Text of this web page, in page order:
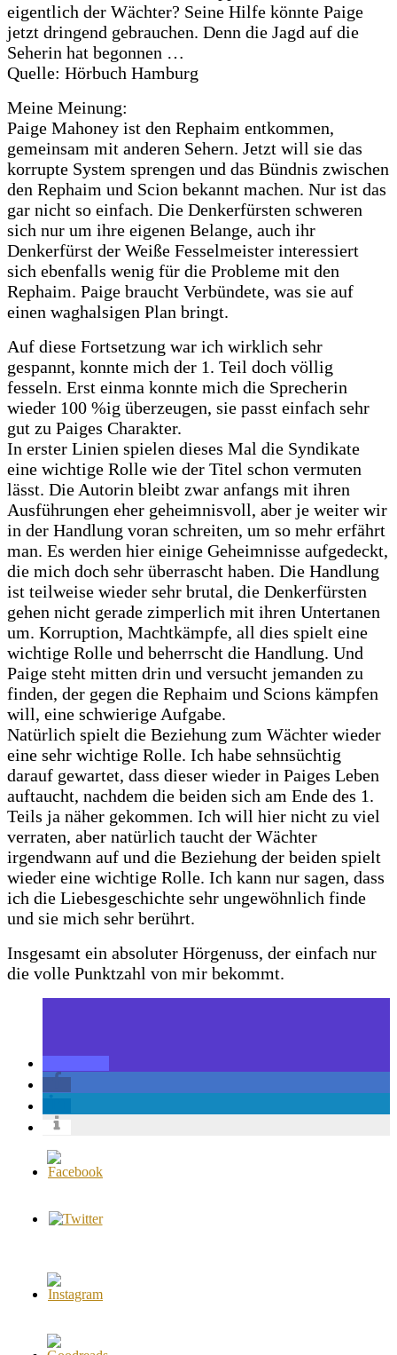
eigentlich der Wächter? Seine Hilfe könnte Paige
jetzt dringend gebrauchen. Denn die Jagd auf die
Seherin hat begonnen …
Quelle: Hörbuch Hamburg
Meine Meinung:
Paige Mahoney ist den Rephaim entkommen,
gemeinsam mit anderen Sehern. Jetzt will sie das
korrupte System sprengen und das Bündnis zwischen
den Rephaim und Scion bekannt machen. Nur ist das
gar nicht so einfach. Die Denkerfürsten schweren
sich nur um ihre eigenen Belange, auch ihr
Denkerfürst der Weiße Fesselmeister interessiert
sich ebenfalls wenig für die Probleme mit den
Rephaim. Paige braucht Verbündete, was sie auf
einen waghalsigen Plan bringt.
Auf diese Fortsetzung war ich wirklich sehr
gespannt, konnte mich der 1. Teil doch völlig
fesseln. Erst einma konnte mich die Sprecherin
wieder 100 %ig überzeugen, sie passt einfach sehr
gut zu Paiges Charakter.
In erster Linien spielen dieses Mal die Syndikate
eine wichtige Rolle wie der Titel schon vermuten
lässt. Die Autorin bleibt zwar anfangs mit ihren
Ausführungen eher geheimnisvoll, aber je weiter wir
in der Handlung voran schreiten, um so mehr erfährt
man. Es werden hier einige Geheimnisse aufgedeckt,
die mich doch sehr überrascht haben. Die Handlung
ist teilweise wieder sehr brutal, die Denkerfürsten
gehen nicht gerade zimperlich mit ihren Untertanen
um. Korruption, Machtkämpfe, all dies spielt eine
wichtige Rolle und beherrscht die Handlung. Und
Paige steht mitten drin und versucht jemanden zu
finden, der gegen die Rephaim und Scions kämpfen
will, eine schwierige Aufgabe.
Natürlich spielt die Beziehung zum Wächter wieder
eine sehr wichtige Rolle. Ich habe sehnsüchtig
darauf gewartet, dass dieser wieder in Paiges Leben
auftaucht, nachdem die beiden sich am Ende des 1.
Teils ja näher gekommen. Ich will hier nicht zu viel
verraten, aber natürlich taucht der Wächter
irgendwann auf und die Beziehung der beiden spielt
wieder eine wichtige Rolle. Ich kann nur sagen, dass
ich die Liebesgeschichte sehr ungewöhnlich finde
und sie mich sehr berührt.
Insgesamt ein absoluter Hörgenuss, der einfach nur
die volle Punktzahl von mir bekommt.